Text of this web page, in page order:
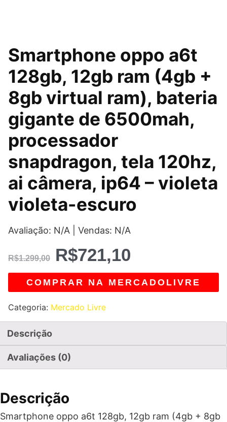
Smartphone oppo a6t
128gb, 12gb ram (4gb +
8gb virtual ram), bateria
gigante de 6500mah,
processador
snapdragon, tela 120hz,
ai câmera, ip64 – violeta
violeta-escuro
Avaliação: N/A | Vendas: N/A
R$1.299,00
O
preço
original
era:
R$1.299,00.
R$721,10
O
preço
atual
é:
R$721,10.
COMPRAR NA MERCADOLIVRE
Categoria: Mercado Livre
Descrição
Avaliações (0)
Descrição
Smartphone oppo a6t 128gb, 12gb ram (4gb + 8gb